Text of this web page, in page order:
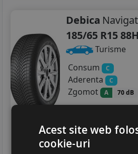
Debica
185/65 R15 88H
Turisme
Consum
C
Aderenta C
Zgomot A 70 dB
440 RON Discount
Acest site web
cookie-uri